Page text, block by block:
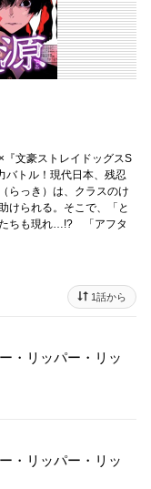
『文豪ストレイドッグスS
バトル！現代日本、残忍
らっき）は、クラスのけ
けられる。そこで、「と
たちも現れ…!? 「アフタ
1話から
・リッパー・リッ
・リッパー・リッ